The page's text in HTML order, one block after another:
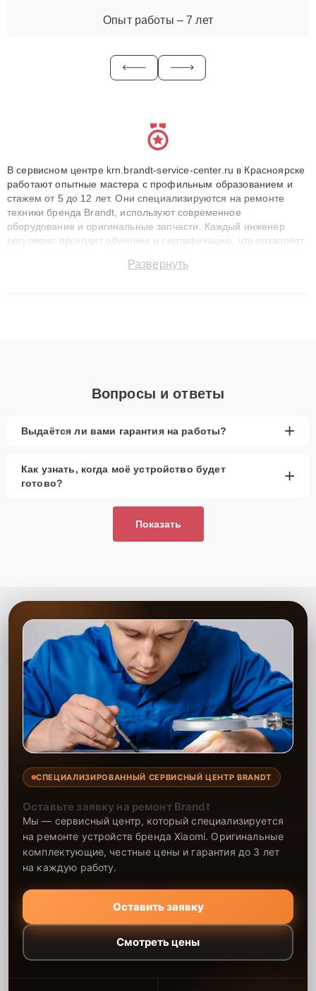
Опыт работы – 7 лет
В сервисном центре krn.brandt-service-center.ru в Красноярске
работают опытные мастера с профильным образованием и
стажем от 5 до 12 лет. Они специализируются на ремонте
техники бренда Brandt, используют современное
оборудование и оригинальные запчасти. Каждый инженер
регулярно проходит обучение и сертификацию, что позволяет
технику с сохранением гарантии до 3 лет. Наши мастера
Развернуть
Вопросы и ответы
Выдаётся ли вами гарантия на работы? +
Как узнать, когда моё устройство будет
готово?
+
Показать
СПЕЦИАЛИЗИРОВАННЫЙ СЕРВИСНЫЙ ЦЕНТР BRANDT
Оставьте заявку на ремонт Brandt
Мы — сервисный центр, который специализируется
на ремонте устройств бренда Xiaomi. Оригинальные
комплектующие, честные цены и гарантия до 3 лет
на каждую работу.
Оставить заявку
Смотреть цены